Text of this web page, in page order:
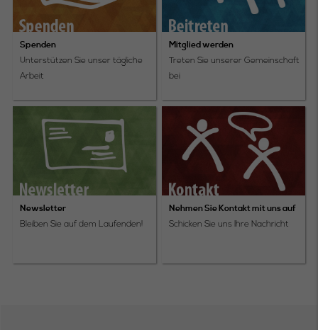
Spenden
Unterstützen Sie unser tägliche
Arbeit
Mitglied werden
Treten Sie unserer Gemeinschaft
bei
Newsletter
Bleiben Sie auf dem Laufenden!
Nehmen Sie Kontakt mit uns auf
Schicken Sie uns Ihre Nachricht